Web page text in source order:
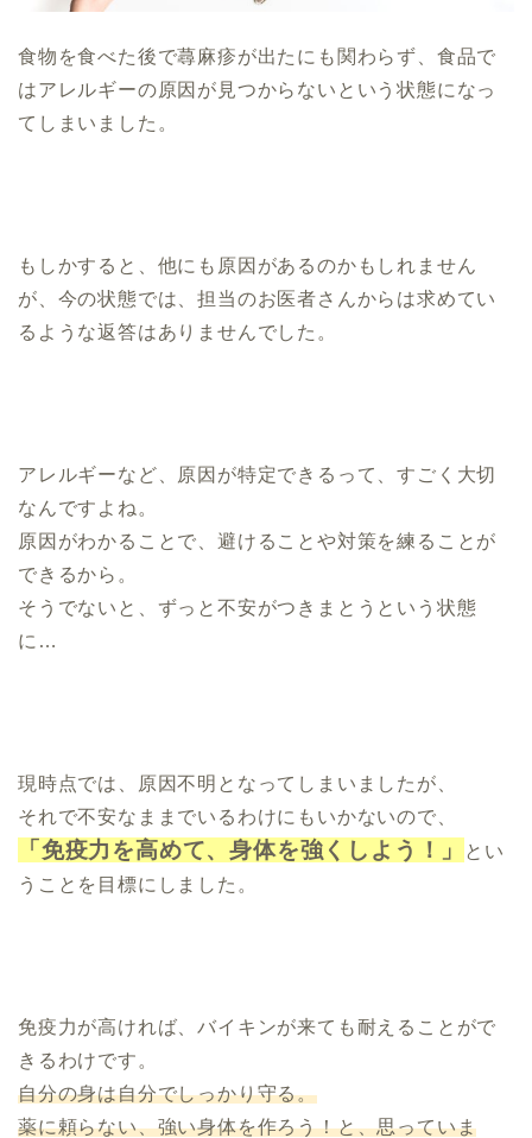
食物を食べた後で蕁麻疹が出たにも関わらず、食品で
はアレルギーの原因が見つからないという状態になっ
てしまいました。
もしかすると、他にも原因があるのかもしれません
が、今の状態では、担当のお医者さんからは求めてい
るような返答はありませんでした。
アレルギーなど、原因が特定できるって、すごく大切
なんですよね。
原因がわかることで、避けることや対策を練ることが
できるから。
そうでないと、ずっと不安がつきまとうという状態
に…
現時点では、原因不明となってしまいましたが、
それで不安なままでいるわけにもいかないので、
「免疫力を高めて、身体を強くしよう！」
とい
うことを目標にしました。
免疫力が高ければ、バイキンが来ても耐えることがで
きるわけです。
自分の身は自分でしっかり守る。
薬に頼らない、強い身体を作ろう！と、思っていま